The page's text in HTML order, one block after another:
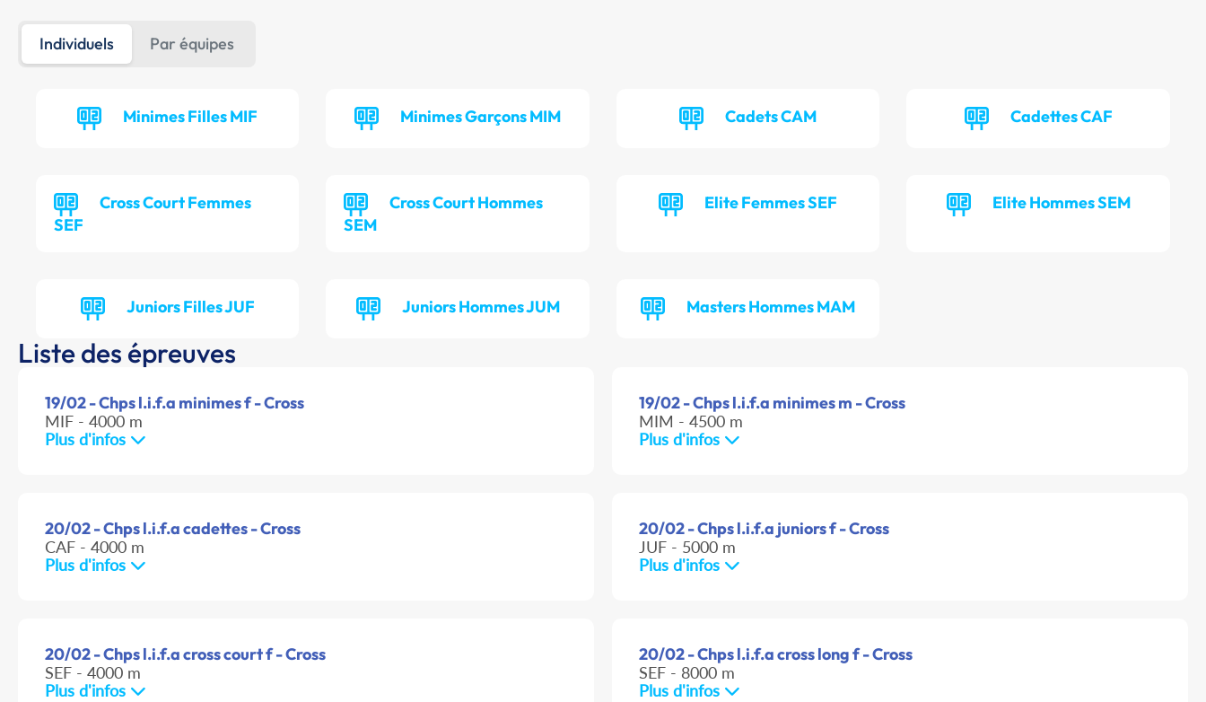
Individuels Par équipes
Minimes Filles MIF Minimes Garçons MIM Cadets CAM Cadettes CAF
Cross Court Femmes
SEF
Cross Court Hommes
SEM
Elite Femmes SEF Elite Hommes SEM
Juniors Filles JUF Juniors Hommes JUM Masters Hommes MAM
Liste des épreuves
19/02 - Chps l.i.f.a minimes f - Cross
MIF - 4000 m
Plus d'infos
19/02 - Chps l.i.f.a minimes m - Cross
MIM - 4500 m
Plus d'infos
20/02 - Chps l.i.f.a cadettes - Cross
CAF - 4000 m
Plus d'infos
20/02 - Chps l.i.f.a juniors f - Cross
JUF - 5000 m
Plus d'infos
20/02 - Chps l.i.f.a cross court f - Cross
SEF - 4000 m
Plus d'infos
20/02 - Chps l.i.f.a cross long f - Cross
SEF - 8000 m
Plus d'infos